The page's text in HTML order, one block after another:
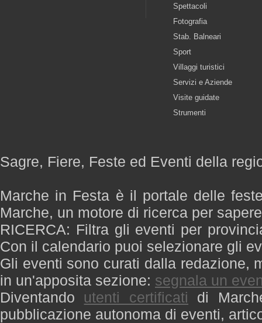
Spettacoli
Fotografia
Stab. Balneari
Sport
Villaggi turistici
Servizi e Aziende
Visite guidate
Strumenti
Sagre, Fiere, Feste ed Eventi della
Marche in Festa è il portale delle
Marche, un motore di ricerca per
RICERCA: Filtra gli eventi per
Con il calendario puoi selezionare gli
Gli eventi sono curati dalla redazione,
in un'apposita sezione: segnala un
Diventando utenti certificati di
pubblicazione autonoma di eventi,